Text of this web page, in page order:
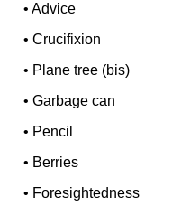
•Advice
•Crucifixion
• Plane tree (bis)
•Garbage can
• Pencil
• Berries
• Foresightedness